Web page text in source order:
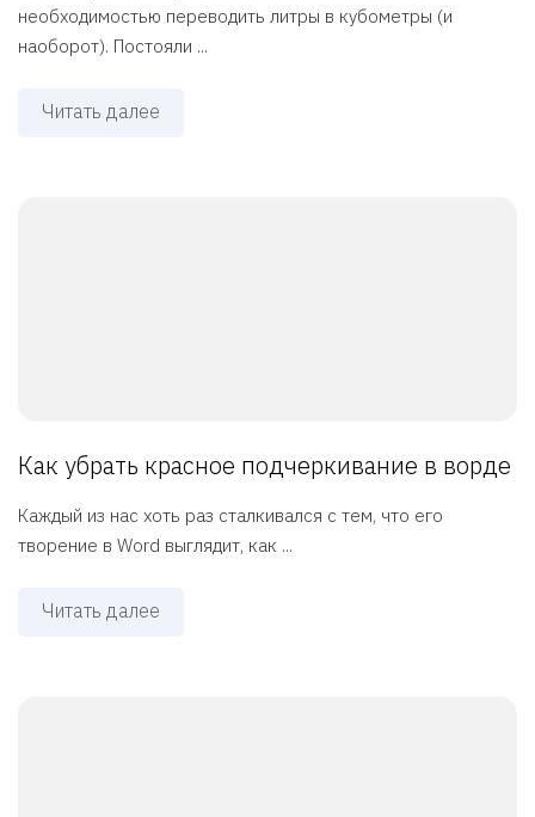
необходимостью переводить литры в кубометры (и
наоборот). Постояли ...
Читать далее
Как убрать красное подчеркивание в ворде
Каждый из нас хоть раз сталкивался с тем, что его
творение в Word выглядит, как ...
Читать далее